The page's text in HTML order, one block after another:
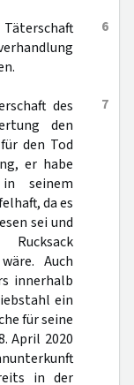
6
7
des
den
den Tod
er habe
seinem
da es
sei und
Auch
innerhalb
ein
für seine
April 2020
in der